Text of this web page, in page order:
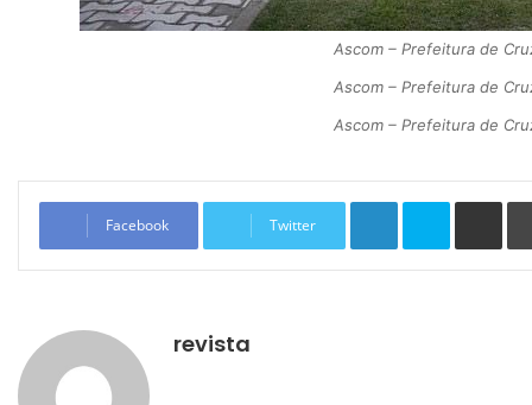
Ascom – Prefeitura de
Ascom – Prefeitura de
Ascom – Prefeitura de
Facebook Twitter
Linkedin Skype
revista